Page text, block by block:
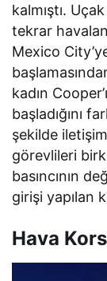
kalmıştı.
tekrar
Mexico
kadın
başladığını
şekilde
görevlileri
basıncının
girişi yapılan
Hava